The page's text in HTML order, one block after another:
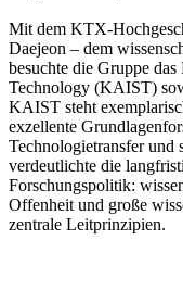
Mit dem KTX-
Daejeon – dem
besuchte die Gruppe
Technology (KAIST)
KAIST steht
exzellente
Technologietransfer und
verdeutlichte die
Forschungspolitik:
Offenheit und große
zentrale Leitprinzipien.